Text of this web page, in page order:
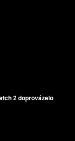
2 doprovázelo